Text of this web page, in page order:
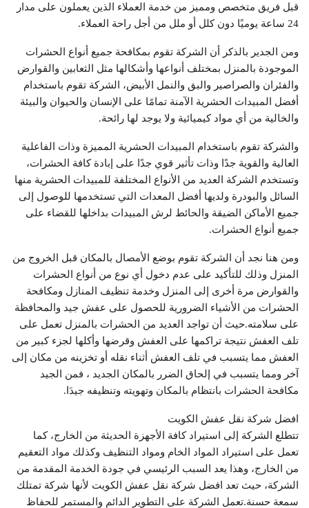
قبل فريق متخصص ومميز من خدمة العملاء الذين يعملون على مدار
24 ساعة يوميًا دون كلل أو ملل من أجل راحة العملاء.
ومن الجدير بالذكر أن الشركة تقوم بمكافحة جميع أنواع الحشرات
الموجودة بالمنزل بمختلف أنواعها وأشكالها مثل الثعابين والقوارض
والفئران والصراصير والبق والنمل الأبيض، الشركة تقوم باستخدام
أفضل المبيدات الحشرية الآمنة تمامًا على الإنسان والحيوان والبيئة
والخالية من أي مواد كيميائية ولا يوجد لها رائحة.
والشركة تقوم باستخدام المبيدات الحشرية المميزة وذات الفاعلية
العالية والقوية جدًا وذات تأثير قوي جدًا على إبادة كافة الحشرات،
وتستخدم الشركة العديد من الأنواع المختلفة للمبيدات الحشرية منها
السائل والبودرة ولديها أفضل المعدات التي تستخدمها للوصول إلى
جميع الأماكن الضيقة والحائط لرش المبيدات بداخلها للقضاء على
جميع أنواع الحشرات.
ومن هنا نجد أن الشركة تقوم بوضع الأمصال بالمكان قبل الخروج من
المنزل وذلك للتأكيد على عدم دخول أي نوع من أنواع الحشرات
والقوارض مرة أخرى إلى المنزل وخدمة تنظيف المنازل ومكافحة
الحشرات من الأشياء الضرورية للحصول على عفش جيد والمحافظة
على سلامته.حيث أن تواجد العديد من الحشرات بالمنزل تعمل على
تلف العفش نتيجة تراكمها على العفش وقرضها وأكلها لجزء كبير من
العفش مما يتسبب في تلف العفش أثناء نقله أو تخزينه من مكان إلى
آخر ومما يتسبب في إلحاق الضرر بالمكان الجديد ، فمن الجيد
مكافحة الحشرات بانتظام بالمكان وتهويته وتنظيفه جيدَا.
افضل شركة نقل عفش الكويت
تتطلع الشركة إلى استيراد كافة الأجهزة الحديثة من الخارج، كما
تعمل على استيراد المواد الخام ومواد التنظيف وكذلك مواد التعقيم
من الخارج، وهذا يعد السبب الرئيسي في جودة الخدمة المقدمة من
الشركة، حيث تعد افضل شركة نقل عفش الكويت لأنها شركة تمتلك
سمعة حسنة.تعمل الشركة على التطوير الدائم والمستمر للحفاظ